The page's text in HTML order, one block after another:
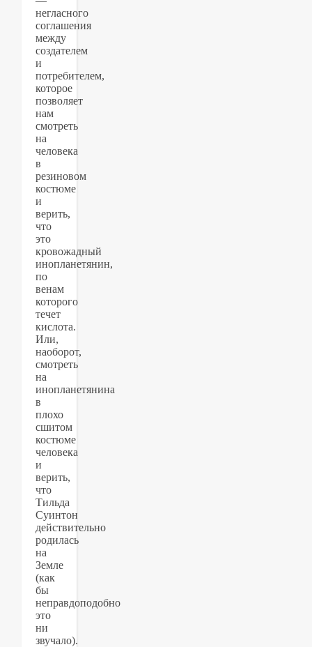
негласного
соглашения
между
создателем
и
потребителем,
которое
позволяет
нам
смотреть
на
человека
в
резиновом
костюме
и
верить,
что
это
кровожадный
инопланетянин,
по
венам
которого
течет
кислота.
Или,
наоборот,
смотреть
на
инопланетянина
в
плохо
сшитом
костюме
человека
и
верить,
что
Тильда
Суинтон
действительно
родилась
на
Земле
(как
бы
неправдоподобно
это
ни
звучало).